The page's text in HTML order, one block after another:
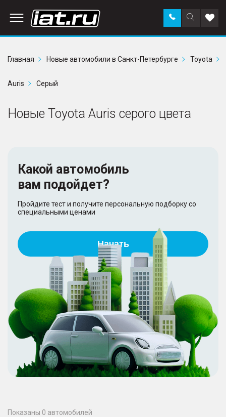
Поиск
по
Заказать
звонок в
Главная
Новые автомобили в Санкт-Петербурге Toyota
Auris Серый
Новые Toyota Auris серого цвета
Какой автомобиль
вам подойдет?
Пройдите тест и получите персональную подборку со
специальными ценами
Начать
Показаны 0 автомобилей